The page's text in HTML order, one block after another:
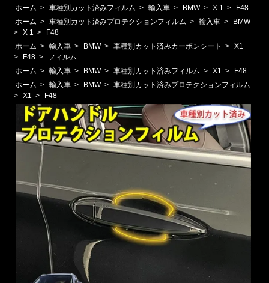
ホーム > 車種別カット済みフィルム > 輸入車 > BMW > X 1 >
F48
ホーム > 車種別カット済みプロテクションフィルム > 輸入車 >
BMW
> X 1 >
F48
ホーム > 輸入車 > BMW > 車種別カット済みカーボンシート > X1
>
F48 >
フィルム
ホーム > 輸入車 > BMW > 車種別カット済みフィルム > X1 >
F48
ホーム > 輸入車 > BMW > 車種別カット済みプロテクションフィルム
> X1 > F48